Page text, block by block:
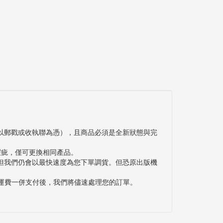
戳或收執聯為憑），且商品必須是全新狀態與完
，僅可更換相同產品。
們仍會以最快速度為您下單調貨。但恐原出版機
一併支付後，我們將儘速處理您的訂單。